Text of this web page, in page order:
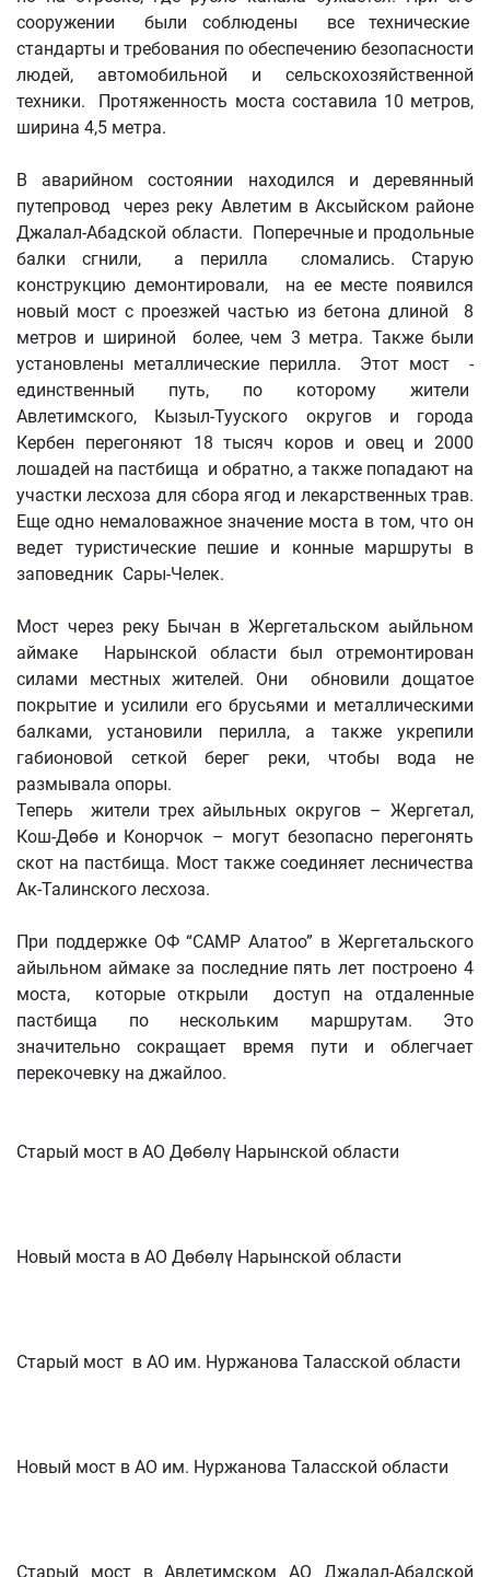
сооружении были соблюдены все технические
стандарты и требования по обеспечению безопасности
людей, автомобильной и сельскохозяйственной
техники. Протяженность моста составила 10 метров,
ширина 4,5 метра.
В аварийном состоянии находился и деревянный
путепровод через реку Авлетим в Аксыйском районе
Джалал-Абадской области. Поперечные и продольные
балки сгнили, а перилла сломались. Старую
конструкцию демонтировали, на ее месте появился
новый мост с проезжей частью из бетона длиной 8
метров и шириной более, чем 3 метра. Также были
установлены металлические перилла. Этот мост -
единственный путь, по которому жители
Авлетимского, Кызыл-Тууского округов и города
Кербен перегоняют 18 тысяч коров и овец и 2000
лошадей на пастбища и обратно, а также попадают на
участки лесхоза для сбора ягод и лекарственных трав.
Еще одно немаловажное значение моста в том, что он
ведет туристические пешие и конные маршруты в
заповедник Сары-Челек.
Мост через реку Бычан в Жергетальском аыйльном
аймаке Нарынской области был отремонтирован
силами местных жителей. Они обновили дощатое
покрытие и усилили его брусьями и металлическими
балками, установили перилла, а также укрепили
габионовой сеткой берег реки, чтобы вода не
размывала опоры.
Теперь жители трех айыльных округов – Жергетал,
Кош-Дөбө и Конорчок – могут безопасно перегонять
скот на пастбища. Мост также соединяет лесничества
Ак-Талинского лесхоза.
При поддержке ОФ “CAMP Алатоо” в Жергетальского
айыльном аймаке за последние пять лет построено 4
моста, которые открыли доступ на отдаленные
пастбища по нескольким маршрутам. Это
значительно сокращает время пути и облегчает
перекочевку на джайлоо.
Старый мост в АО Дөбөлү Нарынской области
Новый моста в АО Дөбөлү Нарынской области
Старый мост в АО им. Нуржанова Таласской области
Новый мост в АО им. Нуржанова Таласской области
Старый мост в Авлетимском АО Джалал-Абадской